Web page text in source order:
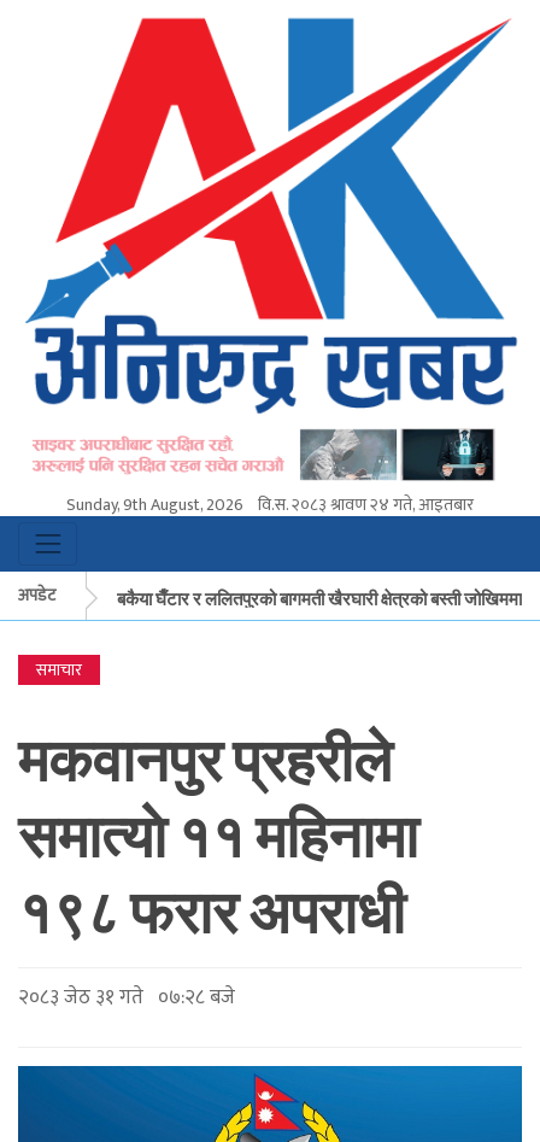
Sunday, 9th August, 2026 वि.स.२०८३ श्रावण २४ गते, आइतबार
अपडेट
मकवानपुरको बकैया घैँटार र ललितपुरको बागमती खैरघारी क्षेत्रको बस्ती जोखिममा
समाचार
मकवानपुर प्रहरीले
समात्याे ११ महिनामा
१९८ फरार अपराधी
२०८३ जेठ ३१ गते ०७:२८ बजे